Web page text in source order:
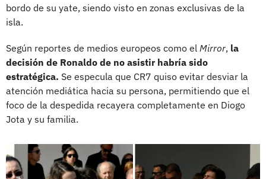
bordo de su yate, siendo visto en zonas exclusivas de la
isla.
Según reportes de medios europeos como el Mirror, la
decisión de Ronaldo de no asistir habría sido
estratégica. Se especula que CR7 quiso evitar desviar la
atención mediática hacia su persona, permitiendo que el
foco de la despedida recayera completamente en Diogo
Jota y su familia.